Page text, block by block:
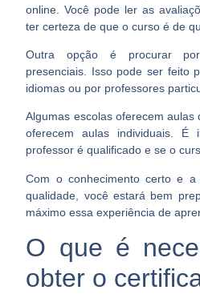
online. Você pode ler as
ter certeza de que o curso é de
Outra opção é procurar
presenciais. Isso pode ser feito
idiomas ou por professores
Algumas escolas oferecem
oferecem aulas individuais. É
professor é qualificado e se o
Com o conhecimento certo e
qualidade, você estará bem
máximo essa experiência de
O que é
obter o